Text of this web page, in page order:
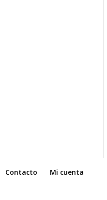
Contacto Mi cuenta